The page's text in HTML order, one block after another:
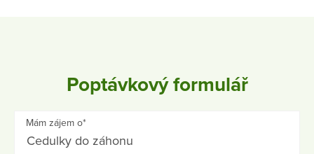
Poptávkový formulář
Mám zájem o*